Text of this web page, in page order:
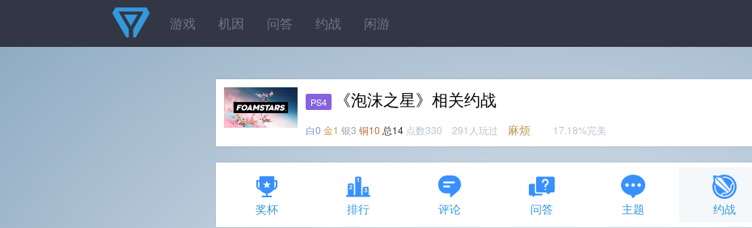
游戏 机因 问答 约战 闲游
PS4 《泡沫之星》相关约战
白0 金1 银3 铜10 总14 点数330 291人玩过 麻烦 17.18%完美
奖杯 排行 评论 问答 主题 约战